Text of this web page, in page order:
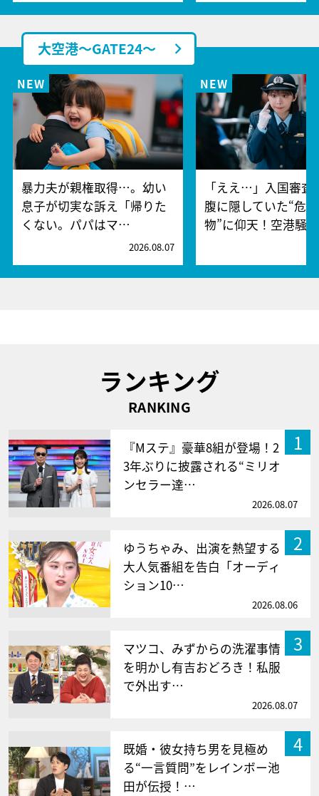
大空港～GATE24～
暴力夫が親権取得…。幼い
息子が切実な訴え「帰りた
くない。パパはマ…
2026.08.07
「ええ…」入国審査
腹に隠していた“危
物”に仰天！空港騒
ランキング
RANKING
1
『Mステ』豪華8組が登場！2
3年ぶりに披露される“ミリオ
ンセラー達…
2026.08.07
2
ゆうちゃみ、出演を熱望する
大人気番組を告白「オーディ
ション10…
2026.08.06
3
マツコ、みずからの洗濯事情
を明かし有吉おどろき！私服
で外出す…
2026.08.07
4
既婚・彼女持ち男を見極め
る“一言質問”をレインボー池
田が伝授！…